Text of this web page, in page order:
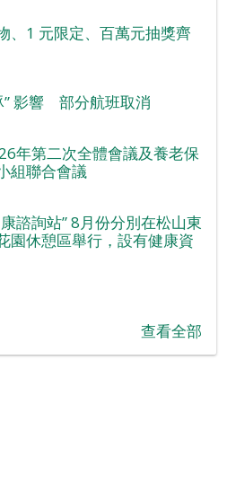
、1 元限定、百萬元抽獎齊
” 影響 部分航班取消
年第二次全體會議及養老保
組聯合會議
諮詢站” 8月份分別在松山東
園休憩區舉行，設有健康資
查看全部